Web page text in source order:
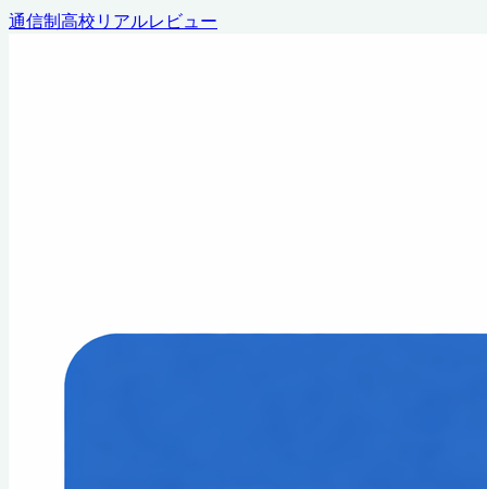
通信制高校リアルレビュー